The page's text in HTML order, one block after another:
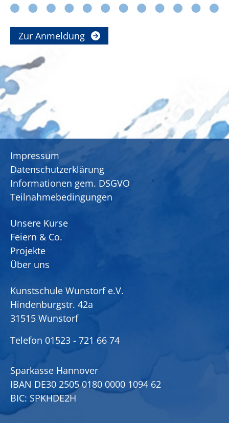
Zur Anmeldung
Impressum
Datenschutzerklärung
Informationen gem. DSGVO
Teilnahmebedingungen
Unsere Kurse
Feiern & Co.
Projekte
Über uns
Kunstschule Wunstorf e.V.
Hindenburgstr. 42a
31515 Wunstorf
Telefon 01523 - 721 66 74
Sparkasse Hannover
IBAN DE30 2505 0180 0000 1094 62
BIC: SPKHDE2H